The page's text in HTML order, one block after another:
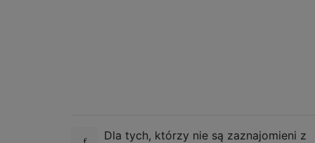
Dla tych, którzy nie są zaznajomieni z